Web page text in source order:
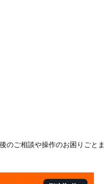
のご相談や操作のお困りごと